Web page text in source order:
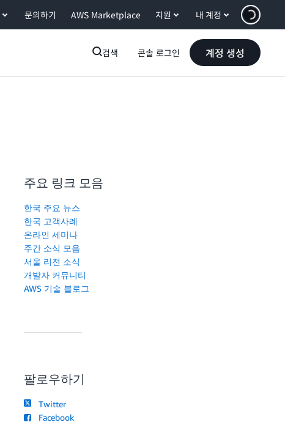
문의하기 AWS Marketplace 지원 내 계정
검색 콘솔 로그인 계정 생성
주요 링크 모음
한국 주요 뉴스
한국 고객사례
온라인 세미나
주간 소식 모음
서울 리전 소식
개발자 커뮤니티
AWS 기술 블로그
팔로우하기
Twitter
Facebook